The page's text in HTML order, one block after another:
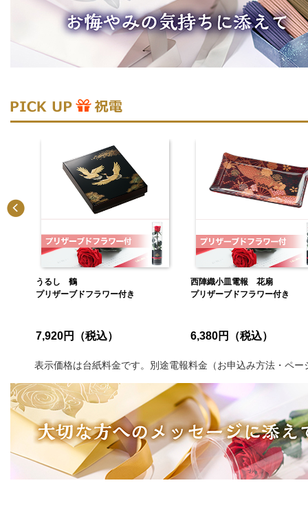
西陣織小皿電報 花扇
プリザーブドフラワー付き
6,380円（税込）
ハローキティ（メモリーズ）
プリザーブドフラワー・オリジ
5,500円（税込）
表示価格は台紙料金です。別途電報料金（お申込み方法・ペ